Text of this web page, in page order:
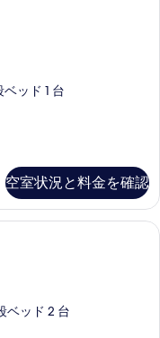
ッド 1 台
空室状況と料金を確認
ク ルーム | 1 室のベッドル
ベッド 2 台